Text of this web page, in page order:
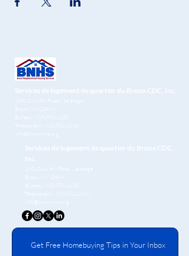
Services de logement de quartier du Bronx CDC, Inc.
1451 Gun Hill Road
, 2e étage
Bronx, NY 10469
Bureau :
718-881-1180
Télécopieur :
718-881-1190
info@bronxnhs.org
Services de logement de quartier du Bronx CDC,
Inc.
1451 Gun Hill Road
, 2e étage
Bronx, NY 10469
Bureau :
718-881-1180
Télécopieur :
718-881-1190
info@bronxnhs.org
Get Free Homebuying Tips in Your Inbox